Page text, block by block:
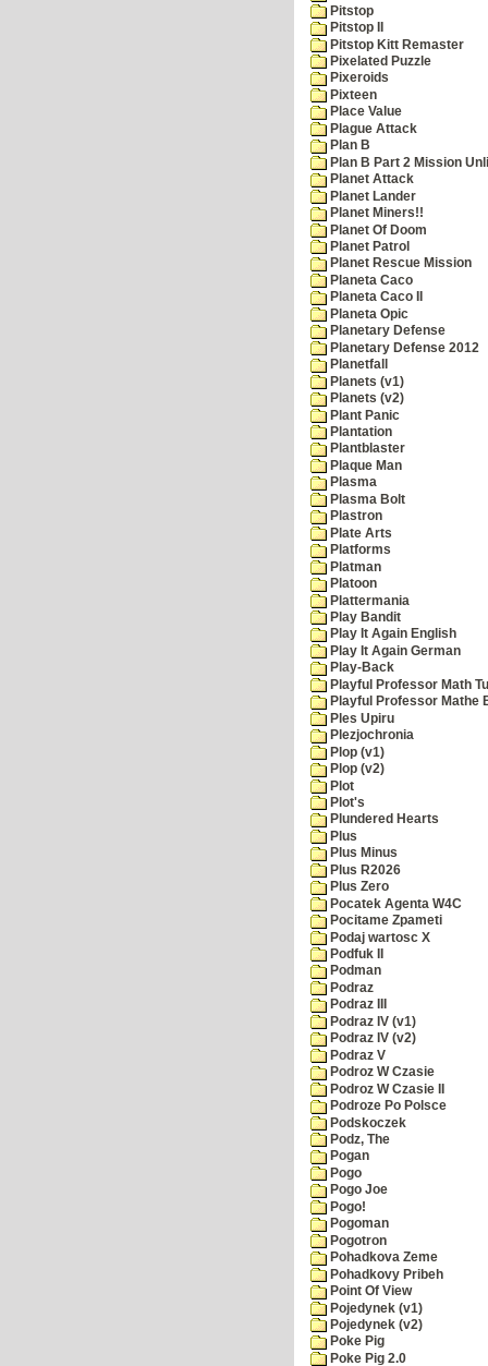
Pitstop
Pitstop II
Pitstop Kitt Remaster
Pixelated Puzzle
Pixeroids
Pixteen
Place Value
Plague Attack
Plan B
Plan B Part 2 Mission
Planet Attack
Planet Lander
Planet Miners!!
Planet Of Doom
Planet Patrol
Planet Rescue Mission
Planeta Caco
Planeta Caco II
Planeta Opic
Planetary Defense
Planetary Defense 2012
Planetfall
Planets (v1)
Planets (v2)
Plant Panic
Plantation
Plantblaster
Plaque Man
Plasma
Plasma Bolt
Plastron
Plate Arts
Platforms
Platman
Platoon
Plattermania
Play Bandit
Play It Again English
Play It Again German
Play-Back
Playful Professor Math
Playful Professor Mathe
Ples Upiru
Plezjochronia
Plop (v1)
Plop (v2)
Plot
Plot's
Plundered Hearts
Plus
Plus Minus
Plus R2026
Plus Zero
Pocatek Agenta W4C
Pocitame Zpameti
Podaj wartosc X
Podfuk II
Podman
Podraz
Podraz III
Podraz IV (v1)
Podraz IV (v2)
Podraz V
Podroz W Czasie
Podroz W Czasie II
Podroze Po Polsce
Podskoczek
Podz, The
Pogan
Pogo
Pogo Joe
Pogo!
Pogoman
Pogotron
Pohadkova Zeme
Pohadkovy Pribeh
Point Of View
Pojedynek (v1)
Pojedynek (v2)
Poke Pig
Poke Pig 2.0